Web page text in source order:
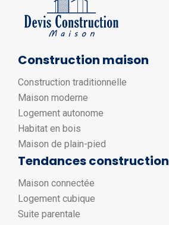
Construction maison
Construction traditionnelle
Maison moderne
Logement autonome
Habitat en bois
Maison de plain-pied
Tendances construction
Maison connectée
Logement cubique
Suite parentale